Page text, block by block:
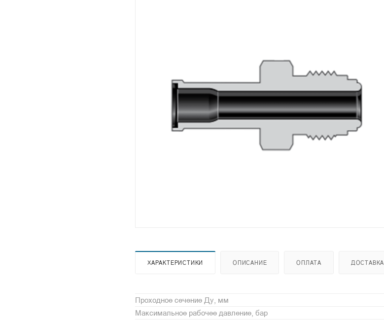
ХАРАКТЕРИСТИКИ ОПИСАНИЕ ОПЛАТА ДОСТАВКА
Проходное сечение Ду, мм
Максимальное рабочее давление, бар